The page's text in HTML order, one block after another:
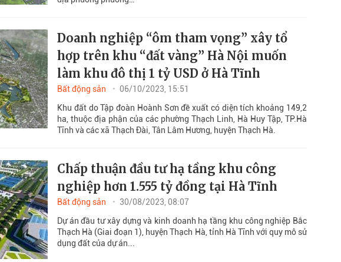
Doanh nghiệp “ôm tham vọng” xây tổ
hợp trên khu “đất vàng” Hà Nội muốn
làm khu đô thị 1 tỷ USD ở Hà Tĩnh
Bất động sản
06/10/2023, 15:51
Khu đất do Tập đoàn Hoành Sơn đề xuất có diện tích khoảng 149,2
ha, thuộc địa phận của các phường Thạch Linh, Hà Huy Tập, TP.Hà
Tĩnh và các xã Thạch Đài, Tân Lâm Hương, huyện Thạch Hà.
Chấp thuận đầu tư hạ tầng khu công
nghiệp hơn 1.555 tỷ đồng tại Hà Tĩnh
Bất động sản
30/08/2023, 08:07
Dự án đầu tư xây dựng và kinh doanh hạ tầng khu công nghiệp Bắc
Thạch Hà (Giai đoạn 1), huyện Thạch Hà, tỉnh Hà Tĩnh với quy mô sử
dụng đất của dự án...